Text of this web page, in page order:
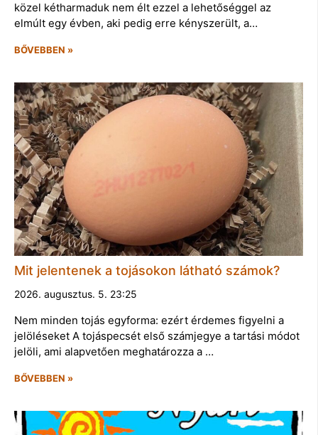
közel kétharmaduk nem élt ezzel a lehetőséggel az
elmúlt egy évben, aki pedig erre kényszerült, a…
BŐVEBBEN »
Mit jelentenek a tojásokon látható számok?
2026. augusztus. 5. 23:25
Nem minden tojás egyforma: ezért érdemes figyelni a
jelöléseket A tojáspecsét első számjegye a tartási módot
jelöli, ami alapvetően meghatározza a …
BŐVEBBEN »